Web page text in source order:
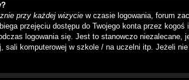
przy każdej wizycie w czasie logowania, forum
przejęciu dostępu do Twojego konta przez
logowania się. Jest to stanowczo niezalecane,
sali komputerowej w szkole / na uczelni itp. Jeżeli